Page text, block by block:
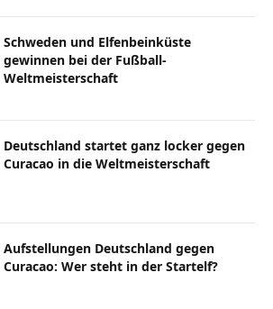
Schweden und Elfenbeinküste
gewinnen bei der Fußball-
Weltmeisterschaft
Deutschland startet ganz locker gegen
Curacao in die Weltmeisterschaft
Aufstellungen Deutschland gegen
Curacao: Wer steht in der Startelf?